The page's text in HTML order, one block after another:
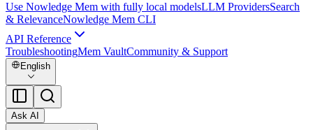
Use Nowledge Mem with fully local modelsLLM ProvidersSearch
& RelevanceNowledge Mem CLI
API Reference
TroubleshootingMem VaultCommunity & Support
English
Ask AI